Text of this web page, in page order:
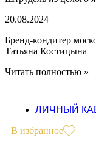
20.08.2024
Бренд-кондитер
Татьяна Костицына
Читать полностью »
ЛИЧНЫЙ
В избранное